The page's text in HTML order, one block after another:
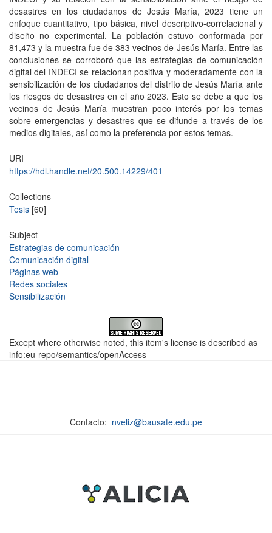
desastres en los ciudadanos de Jesús María, 2023 tiene un
enfoque cuantitativo, tipo básica, nivel descriptivo-correlacional y
diseño no experimental. La población estuvo conformada por
81,473 y la muestra fue de 383 vecinos de Jesús María. Entre las
conclusiones se corroboró que las estrategias de comunicación
digital del INDECI se relacionan positiva y moderadamente con la
sensibilización de los ciudadanos del distrito de Jesús María ante
los riesgos de desastres en el año 2023. Esto se debe a que los
vecinos de Jesús María muestran poco interés por los temas
sobre emergencias y desastres que se difunde a través de los
medios digitales, así como la preferencia por estos temas.
URI
https://hdl.handle.net/20.500.14229/401
Collections
Tesis [60]
Subject
Estrategias de comunicación
Comunicación digital
Páginas web
Redes sociales
Sensibilización
Except where otherwise noted, this item's license is described as
info:eu-repo/semantics/openAccess
Contacto: nveliz@bausate.edu.pe